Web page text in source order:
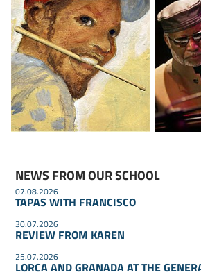
NEWS FROM OUR SCHOOL
07.08.2026
TAPAS WITH FRANCISCO
30.07.2026
REVIEW FROM KAREN
25.07.2026
LORCA AND GRANADA AT THE